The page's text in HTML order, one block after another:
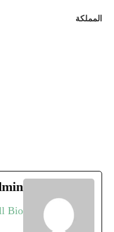
المملكة
Bio